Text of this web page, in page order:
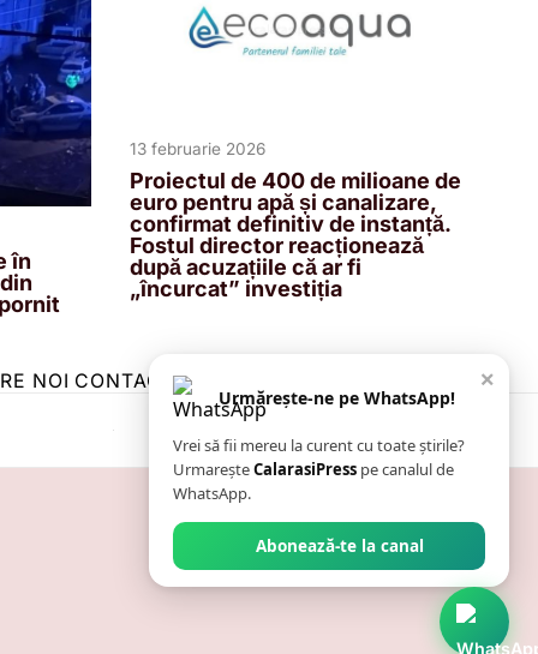
în
13 februarie 2026
Proiectul de 400 de milioane de
euro pentru apă și canalizare,
confirmat definitiv de instanță.
Fostul director reacționează
după acuzațiile că ar fi
„încurcat” investiția
NOI CONTACT ZIARUL ANUNȚUL CĂLĂRĂȘEAN
×
Urmărește-ne pe WhatsApp!
Vrei să fii mereu la curent cu toate știrile?
UrmareșteCalarasiPress pe canalul de
WhatsApp.
Abonează-te la canal